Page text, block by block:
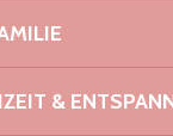
&